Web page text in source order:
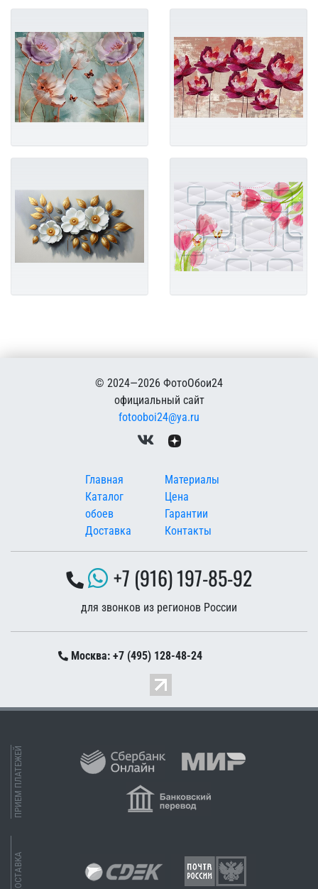
© 2024—2026 ФотоОбои24
официальный сайт
fotooboi24@ya.ru
Меню в подвале
Главная
Каталог
обоев
Доставка
Материалы
Цена
Гарантии
Контакты
+7 (916) 197-85-92
для звонков из регионов России
Москва: +7 (495) 128-48-24
ПРИЕМ ПЛАТЕЖЕЙ
ДОСТАВКА